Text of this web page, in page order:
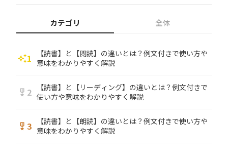
カテゴリ 全体
auto_awesome1
【読書】と【閲読】の違いとは？例文付きで使い方や
意味をわかりやすく解説
military_tech 2
【読書】と【リーディング】の違いとは？例文付きで
使い方や意味をわかりやすく解説
military_tech 3
【読書】と【朗読】の違いとは？例文付きで使い方や
意味をわかりやすく解説